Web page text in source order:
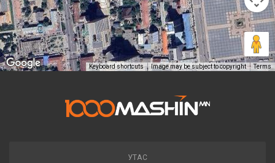
Keyboard shortcuts Image may be subject to copyright Terms
УТАС